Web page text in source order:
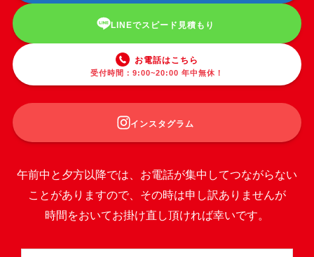
LINEでスピード見積もり
お電話はこちら
受付時間：9:00~20:00 年中無休！
インスタグラム
午前中と夕方以降では、お電話が集中してつながらない
ことがありますので、その時は申し訳ありませんが
時間をおいてお掛け直し頂ければ幸いです。